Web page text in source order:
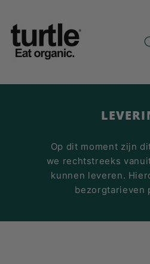
inhoud
U
R
T
E
B
Op dit moment zijn
we rechtstreeks
kunnen leveren.
bezorgtarieven